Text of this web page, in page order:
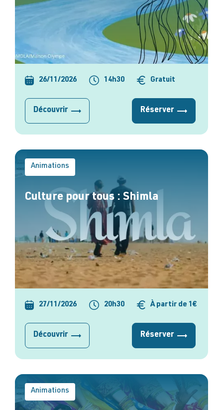
26/11/2026 14h30 Gratuit
Découvrir Réserver
Animations
Culture pour tous : Shimla
27/11/2026 20h30 À partir de 1€
Découvrir Réserver
Animations